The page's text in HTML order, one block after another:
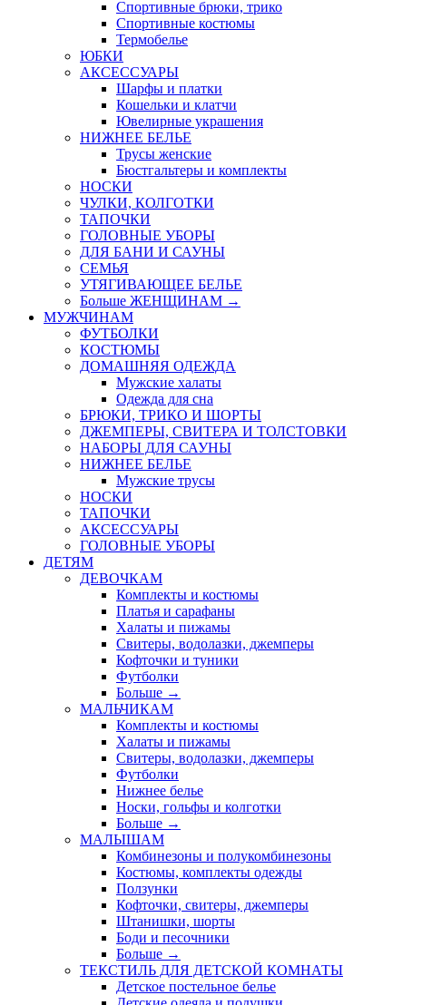
Спортивные брюки, трико
Спортивные костюмы
Термобелье
ЮБКИ
AКСЕССУАРЫ
Шарфы и платки
Кошельки и клатчи
Ювелирные украшения
НИЖНЕЕ БЕЛЬЕ
Трусы женские
Бюстгальтеры и комплекты
НОСКИ
ЧУЛКИ, КОЛГОТКИ
ТАПОЧКИ
ГОЛОВНЫЕ УБОРЫ
ДЛЯ БАНИ И САУНЫ
СЕМЬЯ
УТЯГИВАЮЩЕЕ БЕЛЬЕ
Больше ЖЕНЩИНАМ →
МУЖЧИНАМ
ФУТБОЛКИ
КОСТЮМЫ
ДОМАШНЯЯ ОДЕЖДА
Мужские халаты
Одежда для сна
БРЮКИ, ТРИКО И ШОРТЫ
ДЖЕМПЕРЫ, СВИТЕРА И ТОЛСТОВКИ
НАБОРЫ ДЛЯ САУНЫ
НИЖНЕЕ БЕЛЬЕ
Мужские трусы
НОСКИ
ТАПОЧКИ
АКСЕССУАРЫ
ГОЛОВНЫЕ УБОРЫ
ДЕТЯМ
ДЕВОЧКАМ
Комплекты и костюмы
Платья и сарафаны
Халаты и пижамы
Свитеры, водолазки, джемперы
Кофточки и туники
Футболки
Больше →
МАЛЬЧИКАМ
Комплекты и костюмы
Халаты и пижамы
Свитеры, водолазки, джемперы
Футболки
Нижнее белье
Носки, гольфы и колготки
Больше →
МАЛЫШАМ
Комбинезоны и полукомбинезоны
Костюмы, комплекты одежды
Ползунки
Кофточки, свитеры, джемперы
Штанишки, шорты
Боди и песочники
Больше →
ТЕКСТИЛЬ ДЛЯ ДЕТСКОЙ КОМНАТЫ
Детское постельное белье